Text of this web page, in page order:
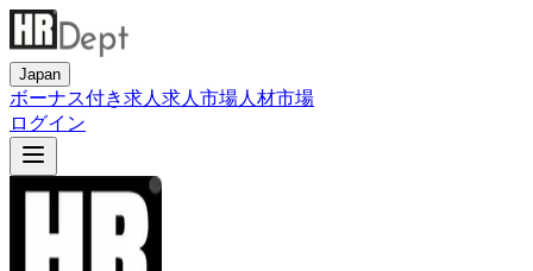
Japan
ボーナス付き求人求人市場人材市場
ログイン